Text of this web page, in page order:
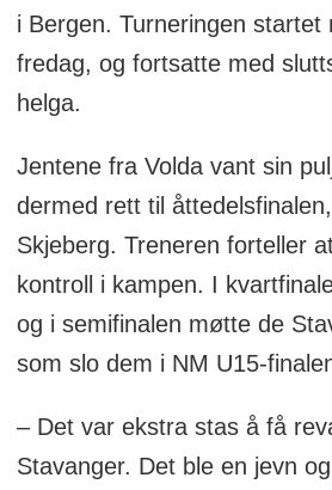
i Bergen. Turneringen startet
fredag, og fortsatte med
helga.
Jentene fra Volda vant sin
dermed rett til
Skjeberg. Treneren forteller
kontroll i kampen. I
og i semifinalen møtte de
som slo dem i NM U15-
– Det var ekstra stas å få
Stavanger. Det ble en jevn